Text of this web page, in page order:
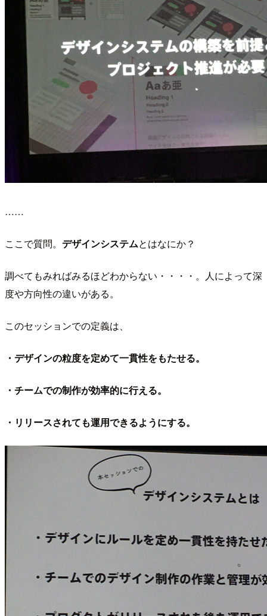
……
ここで質問。 デザインシステムとはなにか？
調べてもみればみるほどわからない・・・・。人によって深
度や方向性の違いがある。
このセッションでの定義は、
・デザインの粒度を定めて一貫性をもたせる。
・チームでの制作が効率的に行える。
・リリースされても運用できるようにする。